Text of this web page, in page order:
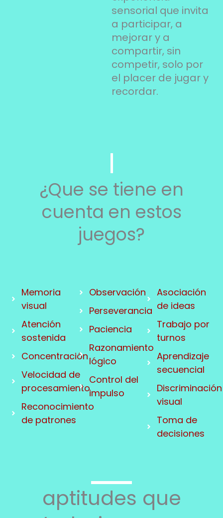
sensorial que invita
a participar, a
mejorar y a
compartir, sin
competir, solo por
el placer de jugar y
recordar.
¿Que se tiene en
cuenta en estos
juegos?
Memoria
visual
Atención
sostenida
Concentración
Velocidad de
procesamiento
Reconocimiento
de patrones
Observación
Perseverancia
Paciencia
Razonamiento
lógico
Control del
impulso
Asociación
de ideas
Trabajo por
turnos
Aprendizaje
secuencial
Discriminación
visual
Toma de
decisiones
aptitudes que